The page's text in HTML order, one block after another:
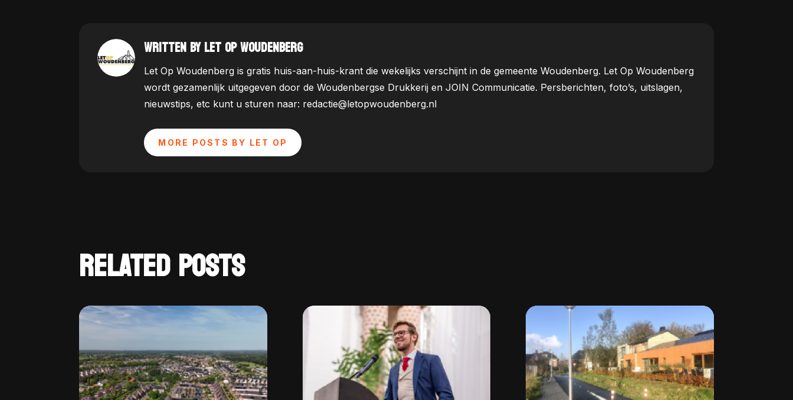
WRITTEN BY LET OP WOUDENBERG
Let Op Woudenberg is gratis huis-aan-huis-krant die wekelijks verschijnt in de gemeente Woudenberg. Let Op Woudenberg
wordt gezamenlijk uitgegeven door de Woudenbergse Drukkerij en JOIN Communicatie. Persberichten, foto’s, uitslagen,
nieuwstips, etc kunt u sturen naar: redactie@letopwoudenberg.nl
MORE POSTS BY LET OP
RELATED POSTS